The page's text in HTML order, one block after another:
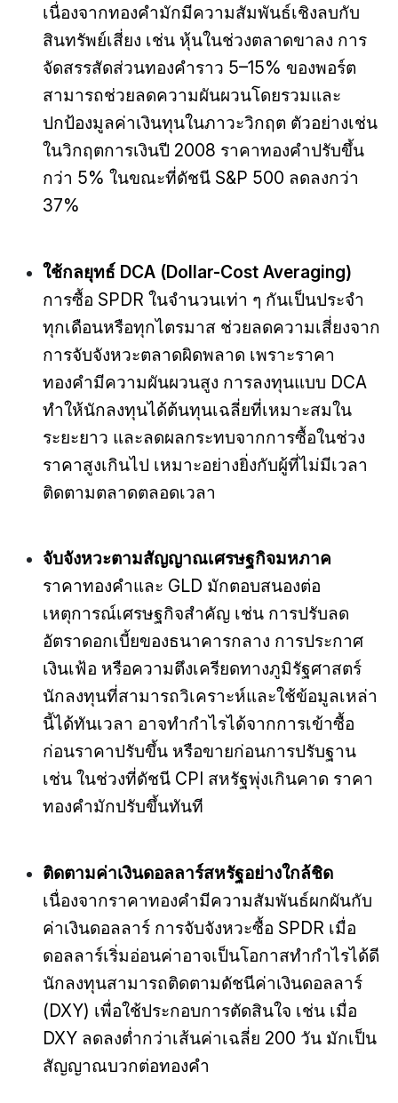
เนื่องจากทองคำมักมีความสัมพันธ์เชิงลบกับ
สินทรัพย์เสี่ยง เช่น หุ้นในช่วงตลาดขาลง การ
จัดสรรสัดส่วนทองคำราว 5–15% ของพอร์ต
สามารถช่วยลดความผันผวนโดยรวมและ
ปกป้องมูลค่าเงินทุนในภาวะวิกฤต ตัวอย่างเช่น
ในวิกฤตการเงินปี 2008 ราคาทองคำปรับขึ้น
กว่า 5% ในขณะที่ดัชนี S&P 500 ลดลงกว่า
37%
ใช้กลยุทธ์ DCA (Dollar-Cost Averaging)
การซื้อ SPDR ในจำนวนเท่า ๆ กันเป็นประจำ
ทุกเดือนหรือทุกไตรมาส ช่วยลดความเสี่ยงจาก
การจับจังหวะตลาดผิดพลาด เพราะราคา
ทองคำมีความผันผวนสูง การลงทุนแบบ DCA
ทำให้นักลงทุนได้ต้นทุนเฉลี่ยที่เหมาะสมใน
ระยะยาว และลดผลกระทบจากการซื้อในช่วง
ราคาสูงเกินไป เหมาะอย่างยิ่งกับผู้ที่ไม่มีเวลา
ติดตามตลาดตลอดเวลา
จับจังหวะตามสัญญาณเศรษฐกิจมหภาค
ราคาทองคำและ GLD มักตอบสนองต่อ
เหตุการณ์เศรษฐกิจสำคัญ เช่น การปรับลด
อัตราดอกเบี้ยของธนาคารกลาง การประกาศ
เงินเฟ้อ หรือความตึงเครียดทางภูมิรัฐศาสตร์
นักลงทุนที่สามารถวิเคราะห์และใช้ข้อมูลเหล่า
นี้ได้ทันเวลา อาจทำกำไรได้จากการเข้าซื้อ
ก่อนราคาปรับขึ้น หรือขายก่อนการปรับฐาน
เช่น ในช่วงที่ดัชนี CPI สหรัฐพุ่งเกินคาด ราคา
ทองคำมักปรับขึ้นทันที
ติดตามค่าเงินดอลลาร์สหรัฐอย่างใกล้ชิด
เนื่องจากราคาทองคำมีความสัมพันธ์ผกผันกับ
ค่าเงินดอลลาร์ การจับจังหวะซื้อ SPDR เมื่อ
ดอลลาร์เริ่มอ่อนค่าอาจเป็นโอกาสทำกำไรได้ดี
นักลงทุนสามารถติดตามดัชนีค่าเงินดอลลาร์
(DXY) เพื่อใช้ประกอบการตัดสินใจ เช่น เมื่อ
DXY ลดลงต่ำกว่าเส้นค่าเฉลี่ย 200 วัน มักเป็น
สัญญาณบวกต่อทองคำ